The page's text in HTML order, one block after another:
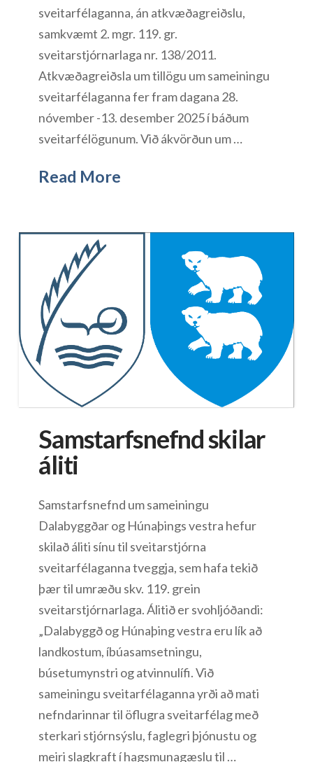
sveitarfélaganna, án atkvæðagreiðslu,
samkvæmt 2. mgr. 119. gr.
sveitarstjórnarlaga nr. 138/2011.
Atkvæðagreiðsla um tillögu um sameiningu
sveitarfélaganna fer fram dagana 28.
nóvember -13. desember 2025 í báðum
sveitarfélögunum. Við ákvörðun um …
Read More
Samstarfsnefnd skilar
áliti
Samstarfsnefnd um sameiningu
Dalabyggðar og Húnaþings vestra hefur
skilað áliti sínu til sveitarstjórna
sveitarfélaganna tveggja, sem hafa tekið
þær til umræðu skv. 119. grein
sveitarstjórnarlaga. Álitið er svohljóðandi:
„Dalabyggð og Húnaþing vestra eru lík að
landkostum, íbúasamsetningu,
búsetumynstri og atvinnulífi. Við
sameiningu sveitarfélaganna yrði að mati
nefndarinnar til öflugra sveitarfélag með
sterkari stjórnsýslu, faglegri þjónustu og
meiri slagkraft í hagsmunagæslu til …